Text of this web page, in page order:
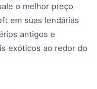
o melhor preço
em suas lendárias
antigos e
exóticos ao redor do